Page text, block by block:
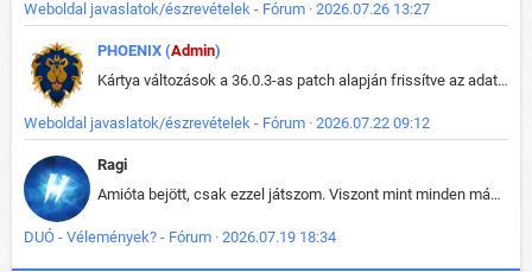
Weboldal javaslatok/észrevételek - Fórum · 2026.07.26 13:27
PHOENIX (Admin)
Kártya változások a 36.0.3-as patch alapján frissítve az adatbázisban (képek is cserélve).
Weboldal javaslatok/észrevételek - Fórum · 2026.07.22 09:12
Ragi
Amióta bejött, csak ezzel játszom. Viszont mint minden más - akár az alapjáték is, ez is baromira összetett lett. Néha már pár kör után is esélytelen az egész. Vagy irreállisan túltápol valaki, vagy lelép a partner, vagy csak hülye mint a segg. És amikor eljönne az én időm, na akkor jön el mindenki másé is. Engem jobban érdekelne, hogy ki milyen ratingen szokott játszani. Na ez lenne egy érdekes adat.
DUÓ - Vélemények? - Fórum · 2026.07.19 18:34